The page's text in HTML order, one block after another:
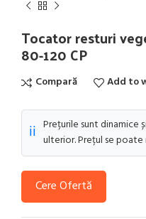
Tocator resturi
80-120 CP
Compară Add to
ℹ️ Prețurile sunt dinamice
ulterior. Prețul se
Cere Ofertă